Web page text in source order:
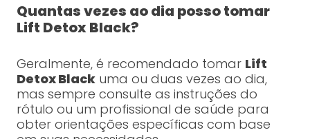
Quantas vezes ao dia posso tomar
Lift Detox Black?
Geralmente, é recomendado tomar Lift
Detox Blackuma ou duas vezes ao dia,
mas sempre consulte as instruções do
rótulo ou um profissional de saúde para
obter orientações específicas com base